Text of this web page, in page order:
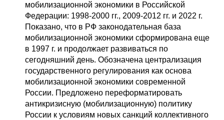
Семинары
Энергетический семинар
Российско-французский семинар
ЦДУ
Отрасли и регионы
мобилизационной экономики в Российской
Федерации: 1998-2000 гг., 2009-2012 гг. и 2022 г.
Показано, что в РФ законодательная база
мобилизационной экономики сформирована еще
в 1997 г. и продолжает развиваться по
сегодняшний день. Обозначена централизация
государственного регулирования как основа
мобилизационной экономики современной
России. Предложено переформатировать
антикризисную (мобилизационную) политику
России к условиям новых санкций коллективного